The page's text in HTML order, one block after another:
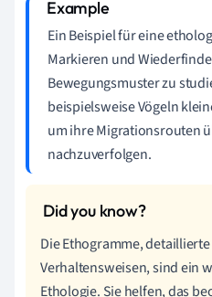
Ein Beispiel für eine
Markieren und
Bewegungsmuster zu
beispielsweise Vögeln
um ihre Migrationsrouten
nachzuverfolgen.
Die Ethogramme,
Verhaltensweisen, sind ein
Ethologie. Sie helfen, das